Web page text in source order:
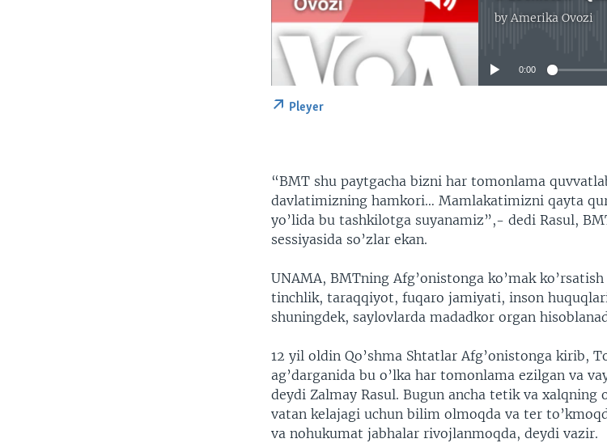
byAmerika Ovozi
No media source currently
0:00
Pleyer
“BMT shu paytgacha bizni har tomonlama
davlatimizning hamkori… Mamlakatimizni qayta
yo’lida bu tashkilotga suyanamiz”,- dedi Rasul,
sessiyasida so’zlar ekan.
UNAMA, BMTning Afg’onistonga ko’mak
tinchlik, taraqqiyot, fuqaro jamiyati, inson
shuningdek, saylovlarda madadkor organ
12 yil oldin Qo’shma Shtatlar Afg’onistonga kirib,
ag’darganida bu o’lka har tomonlama ezilgan va
deydi Zalmay Rasul. Bugun ancha tetik va xalqning
vatan kelajagi uchun bilim olmoqda va ter
va nohukumat jabhalar rivojlanmoqda, deydi vazir.